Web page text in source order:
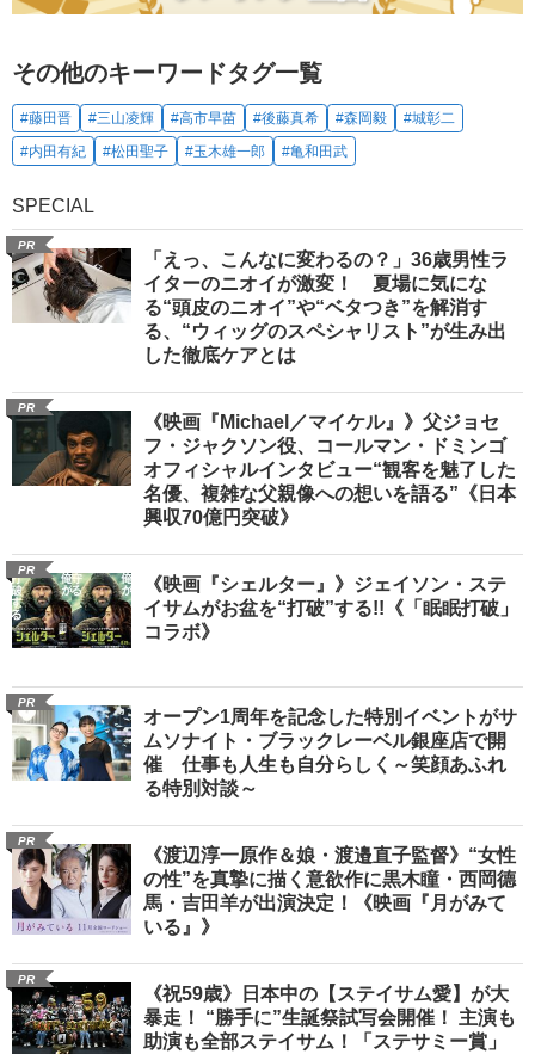
その他のキーワードタグ一覧
#藤田晋 #三山凌輝 #高市早苗 #後藤真希 #森岡毅
#城彰二
#内田有紀
#松田聖子 #玉木雄一郎 #亀和田武
SPECIAL
PR
「えっ、こんなに変わるの？」36歳男性ラ
イターのニオイが激変！ 夏場に気にな
る“頭皮のニオイ”や“ベタつき”を解消す
る、“ウィッグのスペシャリスト”が生み出
した徹底ケアとは
PR
《映画『Michael／マイケル』》父ジョセ
フ・ジャクソン役、コールマン・ドミンゴ
オフィシャルインタビュー“観客を魅了した
名優、複雑な父親像への想いを語る”《日本
興収70億円突破》
PR
《映画『シェルター』》ジェイソン・ステ
イサムがお盆を“打破”する!!《「眠眠打破」
コラボ》
PR
オープン1周年を記念した特別イベントがサ
ムソナイト・ブラックレーベル銀座店で開
催 仕事も人生も自分らしく～笑顔あふれ
る特別対談～
PR
《渡辺淳一原作＆娘・渡邉直子監督》“女性
の性”を真摯に描く意欲作に黒木瞳・西岡德
馬・吉田羊が出演決定！《映画『月がみて
いる』》
PR
《祝59歳》日本中の【ステイサム愛】が大
暴走！ “勝手に”生誕祭試写会開催！ 主演も
助演も全部ステイサム！「ステサミー賞」